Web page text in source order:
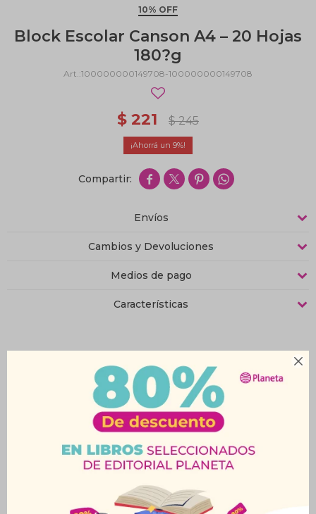

10% OFF
Block Escolar Canson A4 – 20 Hojas
180?g
100000000149708-100000000149708
$ 221 $ 245
9
   
Envíos
Cambios y Devoluciones
Medios de pago
Características
Productos que te pueden interesar